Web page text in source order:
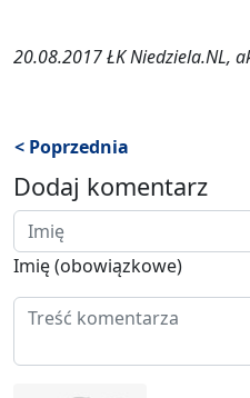
20.08.2017 ŁK Niedziela.NL,
< Poprzednia
Dodaj komentarz
Imię (obowiązkowe)